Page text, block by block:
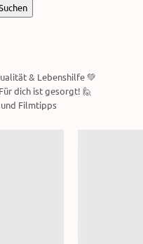
& Lebenshilfe 💚
dich ist gesorgt! 🙋
Filmtipps